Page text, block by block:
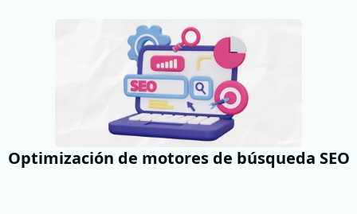
Optimización de motores de búsqueda SEO